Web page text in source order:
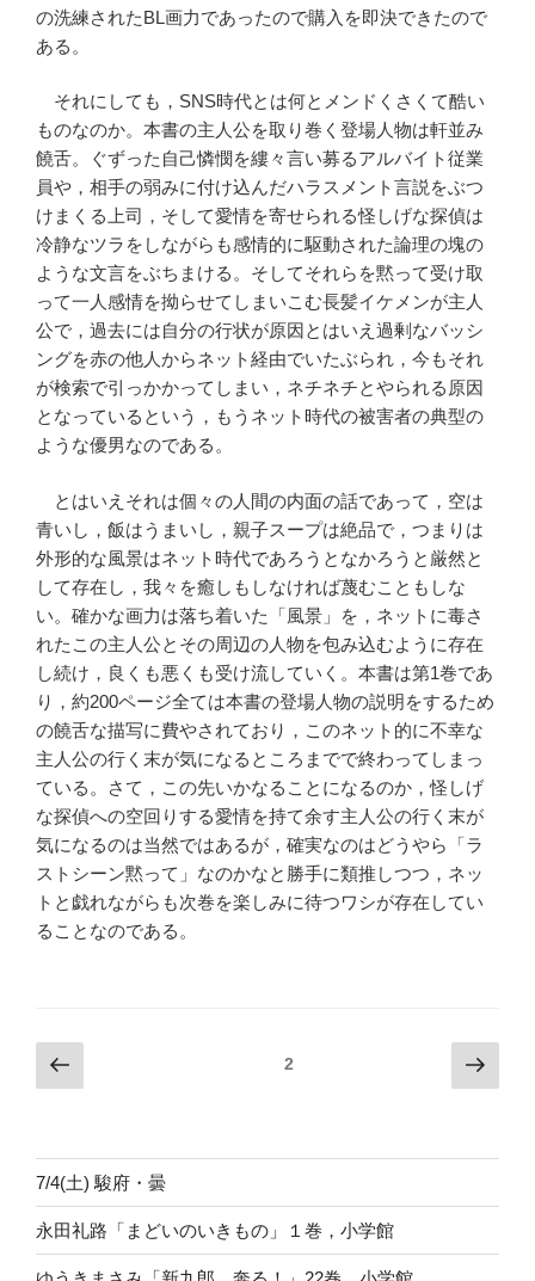
の洗練されたBL画力であったので購入を即決できたので
ある。
それにしても，SNS時代とは何とメンドくさくて酷い
ものなのか。本書の主人公を取り巻く登場人物は軒並み
饒舌。ぐずった自己憐憫を縷々言い募るアルバイト従業
員や，相手の弱みに付け込んだハラスメント言説をぶつ
けまくる上司，そして愛情を寄せられる怪しげな探偵は
冷静なツラをしながらも感情的に駆動された論理の塊の
ような文言をぶちまける。そしてそれらを黙って受け取
って一人感情を拗らせてしまいこむ長髪イケメンが主人
公で，過去には自分の行状が原因とはいえ過剰なバッシ
ングを赤の他人からネット経由でいたぶられ，今もそれ
が検索で引っかかってしまい，ネチネチとやられる原因
となっているという，もうネット時代の被害者の典型の
ような優男なのである。
とはいえそれは個々の人間の内面の話であって，空は
青いし，飯はうまいし，親子スープは絶品で，つまりは
外形的な風景はネット時代であろうとなかろうと厳然と
して存在し，我々を癒しもしなければ蔑むこともしな
い。確かな画力は落ち着いた「風景」を，ネットに毒さ
れたこの主人公とその周辺の人物を包み込むように存在
し続け，良くも悪くも受け流していく。本書は第1巻であ
り，約200ページ全ては本書の登場人物の説明をするため
の饒舌な描写に費やされており，このネット的に不幸な
主人公の行く末が気になるところまでで終わってしまっ
ている。さて，この先いかなることになるのか，怪しげ
な探偵への空回りする愛情を持て余す主人公の行く末が
気になるのは当然ではあるが，確実なのはどうやら「ラ
ストシーン黙って」なのかなと勝手に類推しつつ，ネッ
トと戯れながらも次巻を楽しみに待つワシが存在してい
ることなのである。
投
稿
ペ
ー
ジ
送
Previous
page
Page2
Next
page
7/4(土) 駿府・曇
永田礼路「まどいのいきもの」１巻，小学館